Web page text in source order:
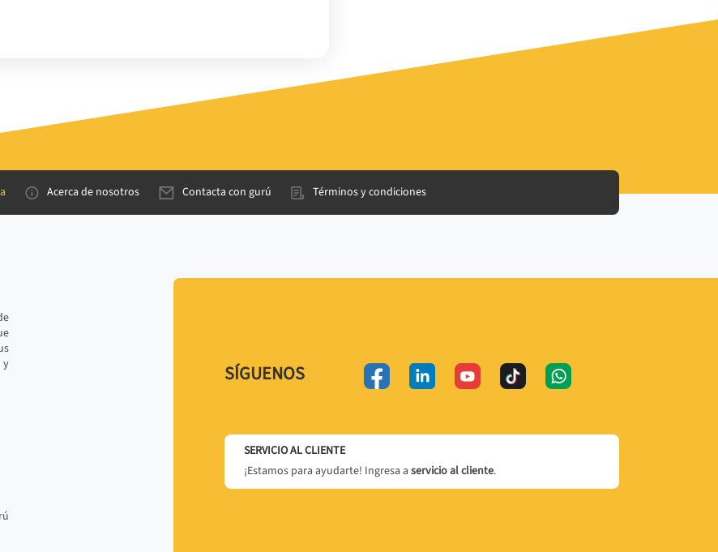
Acerca de nosotros Contacta con gurú Términos y condiciones
SÍGUENOS
SERVICIO AL CLIENTE
¡Estamos para ayudarte! Ingresa a servicio al cliente.